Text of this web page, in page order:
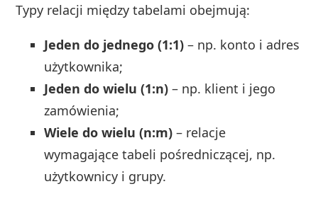
Typy relacji między tabelami obejmują:
Jeden do jednego (1:1) – np. konto i adres
użytkownika;
Jeden do wielu (1:n) – np. klient i jego
zamówienia;
Wiele do wielu (n:m) – relacje
wymagające tabeli pośredniczącej, np.
użytkownicy i grupy.